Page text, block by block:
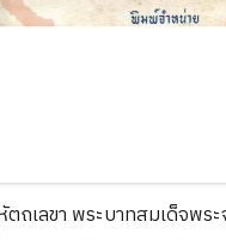
ถเลขา พระบาทสมเด็จพระ